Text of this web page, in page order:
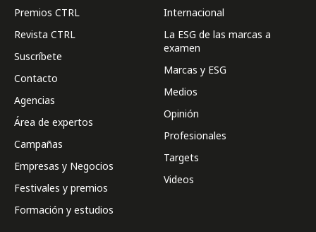
Premios CTRL
Revista CTRL
Suscríbete
Contacto
Agencias
Área de expertos
Campañas
Empresas y Negocios
Festivales y premios
Formación y estudios
Internacional
La ESG de las marcas a
examen
Marcas y ESG
Medios
Opinión
Profesionales
Targets
Videos